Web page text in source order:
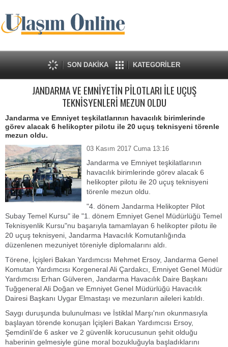
SON DAKİKA KATEGORİLER
JANDARMA VE EMNİYETİN PİLOTLARI İLE UÇUŞ
TEKNİSYENLERİ MEZUN OLDU
Jandarma ve Emniyet teşkilatlarının havacılık birimlerinde
görev alacak 6 helikopter pilotu ile 20 uçuş teknisyeni törenle
mezun oldu.
03 Kasım 2017 Cuma 13:16
Jandarma ve Emniyet teşkilatlarının
havacılık birimlerinde görev alacak 6
helikopter pilotu ile 20 uçuş teknisyeni
törenle mezun oldu.
"4. dönem Jandarma Helikopter Pilot
Subay Temel Kursu" ile "1. dönem Emniyet Genel Müdürlüğü Temel
Teknisyenlik Kursu"nu başarıyla tamamlayan 6 helikopter pilotu ile
20 uçuş teknisyeni, Jandarma Havacılık Komutanlığında
düzenlenen mezuniyet töreniyle diplomalarını aldı.
Törene, İçişleri Bakan Yardımcısı Mehmet Ersoy, Jandarma Genel
Komutan Yardımcısı Korgeneral Ali Çardakcı, Emniyet Genel Müdür
Yardımcısı Erhan Gülveren, Jandarma Havacılık Daire Başkanı
Tuğgeneral Ali Doğan ve Emniyet Genel Müdürlüğü Havacılık
Dairesi Başkanı Uygar Elmastaşı ve mezunların aileleri katıldı.
Saygı duruşunda bulunulması ve İstiklal Marşı'nın okunmasıyla
başlayan törende konuşan İçişleri Bakan Yardımcısı Ersoy,
Şemdinli'de 6 asker ve 2 güvenlik korucusunun şehit olduğu
haberinin gelmesiyle güne moral bozukluğuyla başladıklarını